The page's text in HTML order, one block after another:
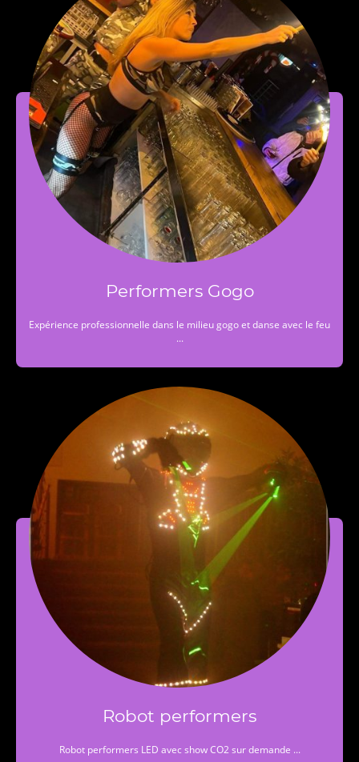
Performers Gogo
Expérience professionnelle dans le milieu gogo et danse avec le feu
...
Robot performers
Robot performers LED avec show CO2 sur demande ...